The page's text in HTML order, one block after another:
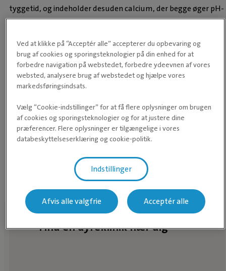
tyggetid, og indeholder desuden calcium, der begge øger pH-
værdien. Lucerne bør dog undgås til heste med fedme, EMS
højt sukkerindhold.
-
Foder Heste Mavesår
Find en dyreklinik nær dig
Ved at klikke på “Acceptér alle” accepterer du opbevaring og
brug af cookies og sporingsteknologier på din enhed for at
forbedre navigation på webstedet, forbedre ydeevnen af vores
websted, analysere brug af webstedet og hjælpe vores
markedsføringsindsats.
Vælg “Cookie-indstillinger” for at få flere oplysninger om brugen
af cookies og sporingsteknologier og for at justere dine
præferencer. Flere oplysninger er tilgængelige i vores
databeskyttelseserklæring og cookie-politik.
Indstillinger
Afvis alle valgfrie Acceptér alle